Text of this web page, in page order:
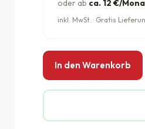
oder ab ca. 12 €/
inkl. MwSt. · Gratis
In den Warenkorb